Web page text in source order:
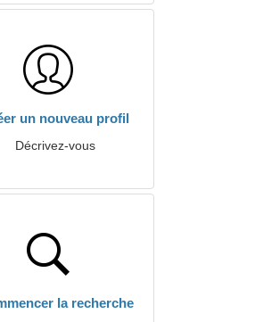
un nouveau profil
Décrivez-vous
la recherche